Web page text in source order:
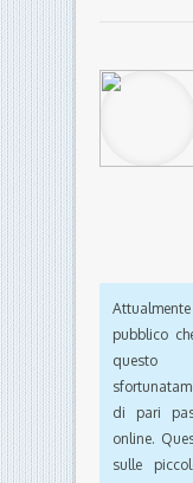
pubblico
questo
di pari
online.
sulle